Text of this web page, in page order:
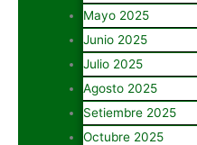
Mayo 2025
Junio 2025
Julio 2025
Agosto 2025
Setiembre 2025
Octubre 2025